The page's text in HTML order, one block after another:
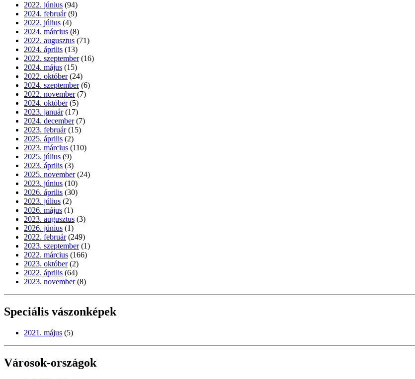
2022. június (94)
2024. február (9)
2022. július (4)
2024. március (8)
2022. augusztus (71)
2024. április (13)
2022. szeptember (16)
2024. május (15)
2022. október (24)
2024. szeptember (6)
2022. november (7)
2024. október (5)
2023. január (17)
2024. december (7)
2023. február (15)
2025. április (2)
2023. március (110)
2025. július (9)
2023. április (3)
2025. november (24)
2023. június (10)
2026. április (30)
2023. július (2)
2026. május (1)
2023. augusztus (3)
2026. június (1)
2022. február (249)
2023. szeptember (1)
2022. március (166)
2023. október (2)
2022. április (64)
2023. november (8)
Speciális vászonképek
2021. május (5)
Városok-országok